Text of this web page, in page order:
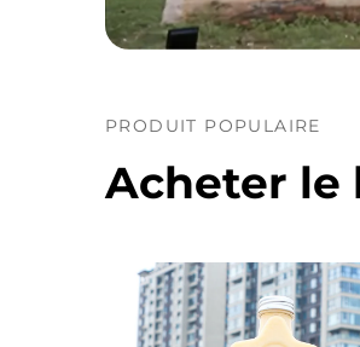
PRODUIT POPULAIRE
Acheter le